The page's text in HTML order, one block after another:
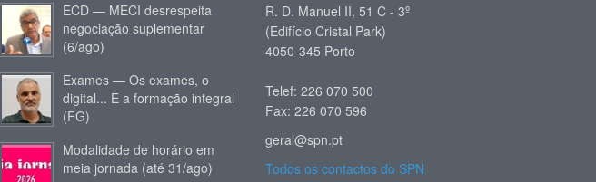
ECD — MECI desrespeita
negociação suplementar
(6/ago)
Exames — Os exames, o
digital... E a formação integral
(FG)
Modalidade de horário em
meia jornada (até 31/ago)
R. D. Manuel II, 51 C - 3º
(Edifício Cristal Park)
4050-345 Porto
Telef: 226 070 500
Fax: 226 070 596
geral@spn.pt
Todos os contactos do SPN